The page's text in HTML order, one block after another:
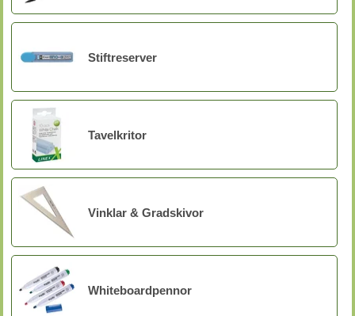
Stiftreserver
Tavelkritor
Vinklar & Gradskivor
Whiteboardpennor